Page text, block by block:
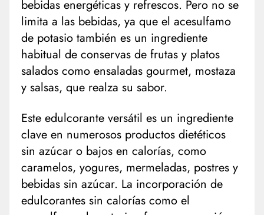
bebidas energéticas y refrescos. Pero no se
limita a las bebidas, ya que el acesulfamo
de potasio también es un ingrediente
habitual de conservas de frutas y platos
salados como ensaladas gourmet, mostaza
y salsas, que realza su sabor.
Este edulcorante versátil es un ingrediente
clave en numerosos productos dietéticos
sin azúcar o bajos en calorías, como
caramelos, yogures, mermeladas, postres y
bebidas sin azúcar. La incorporación de
edulcorantes sin calorías como el